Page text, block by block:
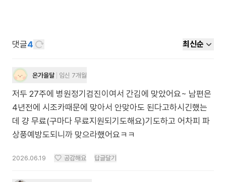
댓글4 최신순
온가을달 임신 7개월
저두 27주에 병원정기검진이여서 간김에 맞았어요~ 남편은
4년전에 시조카때문에 맞아서 안맞아도 된다고하시긴했는
데 걍 무료(구마다 무료지원되기도해요)기도하고 어차피 파
상풍예방도되니까 맞으라했어요ㅋㅋ
2026.06.19 공감해요 답글달기